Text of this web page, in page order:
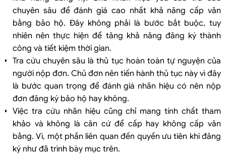
chuyên sâu để đánh giá cao nhất khả năng cấp văn
bằng bảo hộ. Đây không phải là bước bắt buộc, tuy
nhiên nên thực hiện để tăng khả năng đăng ký thành
công và tiết kiệm thời gian.
Tra cứu chuyên sâu là thủ tục hoàn toàn tự nguyện của
người nộp đơn. Chủ đơn nên tiến hành thủ tục này vì đây
là bước quan trọng để đánh giá nhãn hiệu có nên nộp
đơn đăng ký bảo hộ hay không.
Việc tra cứu nhãn hiệu cũng chỉ mang tính chất tham
khảo và không là căn cứ để cấp hay không cấp văn
bằng. Vì, một phần liên quan đến quyền ưu tiên khi đăng
ký như đã trình bày mục trên.